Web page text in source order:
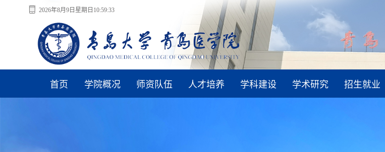
2026年8月9日星期日10:59:33
首页 学院概况 师资队伍 人才培养 学科建设 学术研究 招生就业